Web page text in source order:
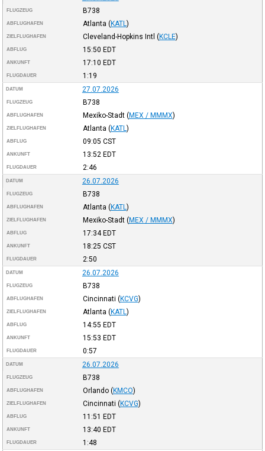
FLUGZEUG B738
ABFLUGHAFEN Atlanta (KATL )
ZIELFLUGHAFEN Cleveland-Hopkins Intl (KCLE)
ABFLUG 15:50 EDT
ANKUNFT 17:10 EDT
FLUGDAUER 1:19
DATUM 27.07.2026
FLUGZEUG B738
ABFLUGHAFEN Mexiko-Stadt (MEX / MMMX)
ZIELFLUGHAFEN Atlanta (KATL )
ABFLUG 09:05 CST
ANKUNFT 13:52 EDT
FLUGDAUER 2:46
DATUM 26.07.2026
FLUGZEUG B738
ABFLUGHAFEN Atlanta (KATL )
ZIELFLUGHAFEN Mexiko-Stadt (MEX / MMMX)
ABFLUG 17:34EDT
ANKUNFT 18:25 CST
FLUGDAUER 2:50
DATUM 26.07.2026
FLUGZEUG B738
ABFLUGHAFEN Cincinnati (KCVG)
ZIELFLUGHAFEN Atlanta (KATL )
ABFLUG 14:55 EDT
ANKUNFT 15:53 EDT
FLUGDAUER 0:57
DATUM 26.07.2026
FLUGZEUG B738
ABFLUGHAFEN Orlando (KMCO)
ZIELFLUGHAFEN Cincinnati (KCVG)
ABFLUG 11:51 EDT
ANKUNFT 13:40 EDT
FLUGDAUER 1:48